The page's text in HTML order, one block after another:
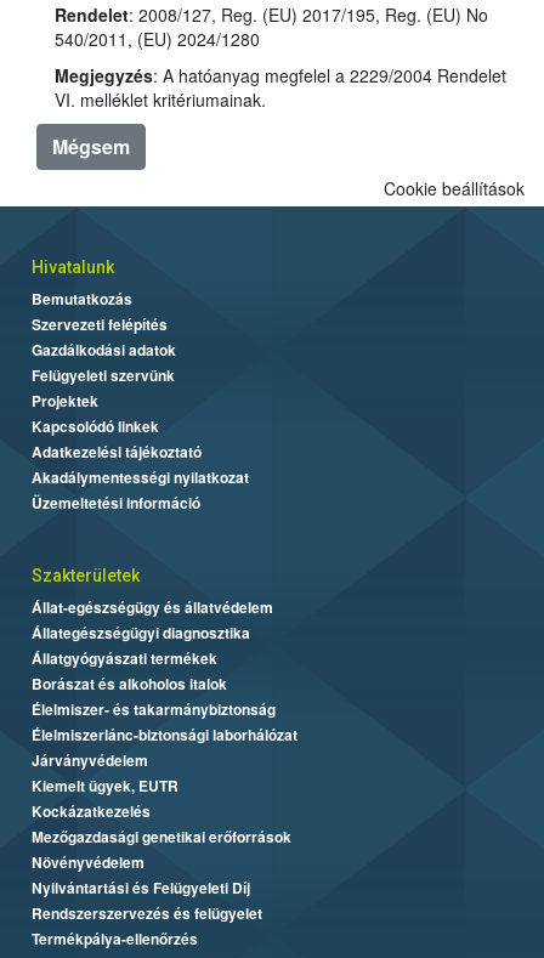
Rendelet: 2008/127, Reg. (EU) 2017/195, Reg. (EU) No
540/2011, (EU) 2024/1280
Megjegyzés: A hatóanyag megfelel a 2229/2004 Rendelet
VI. melléklet kritériumainak.
Mégsem
Cookie beállítások
Hivatalunk
Bemutatkozás
Szervezeti felépítés
Gazdálkodási adatok
Felügyeleti szervünk
Projektek
Kapcsolódó linkek
Adatkezelési tájékoztató
Akadálymentességi nyilatkozat
Üzemeltetési információ
Szakterületek
Állat-egészségügy és állatvédelem
Állategészségügyi diagnosztika
Állatgyógyászati termékek
Borászat és alkoholos italok
Élelmiszer- és takarmánybiztonság
Élelmiszerlánc-biztonsági laborhálózat
Járványvédelem
Kiemelt ügyek, EUTR
Kockázatkezelés
Mezőgazdasági genetikai erőforrások
Növényvédelem
Nyilvántartási és Felügyeleti Díj
Rendszerszervezés és felügyelet
Termékpálya-ellenőrzés